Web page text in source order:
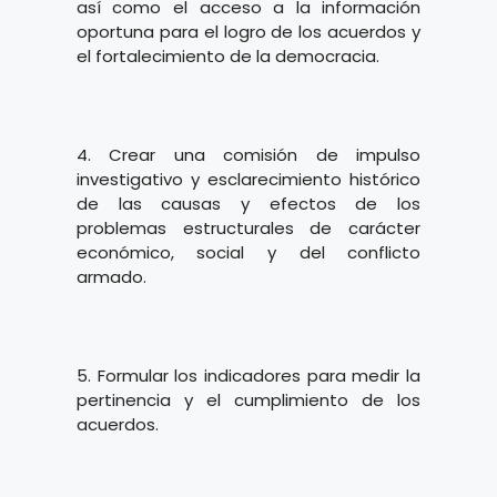
así como el acceso a la información
oportuna para el logro de los acuerdos y
el fortalecimiento de la democracia.
4. Crear una comisión de impulso
investigativo y esclarecimiento histórico
de las causas y efectos de los
problemas estructurales de carácter
económico, social y del conflicto
armado.
5. Formular los indicadores para medir la
pertinencia y el cumplimiento de los
acuerdos.